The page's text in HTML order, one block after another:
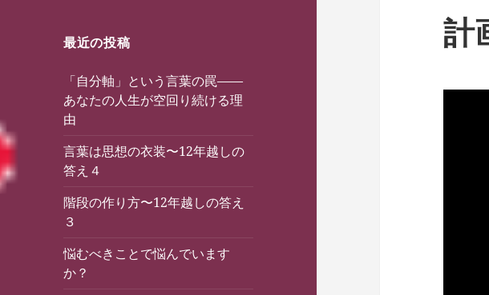
最近の投稿
「自分軸」という言葉の罠——
あなたの人生が空回り続ける理
由
言葉は思想の衣装〜12年越しの
答え４
階段の作り方〜12年越しの答え
３
悩むべきことで悩んでいます
か？
計